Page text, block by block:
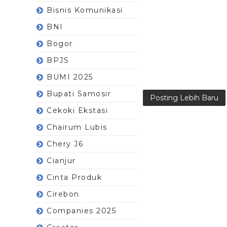
Bisnis Komunikasi
BNI
Bogor
BPJS
BUMI 2025
Bupati Samosir
Cekoki Ekstasi
Chairum Lubis
Chery J6
Cianjur
Cinta Produk
Cirebon
Companies 2025
Posting Lebih Baru